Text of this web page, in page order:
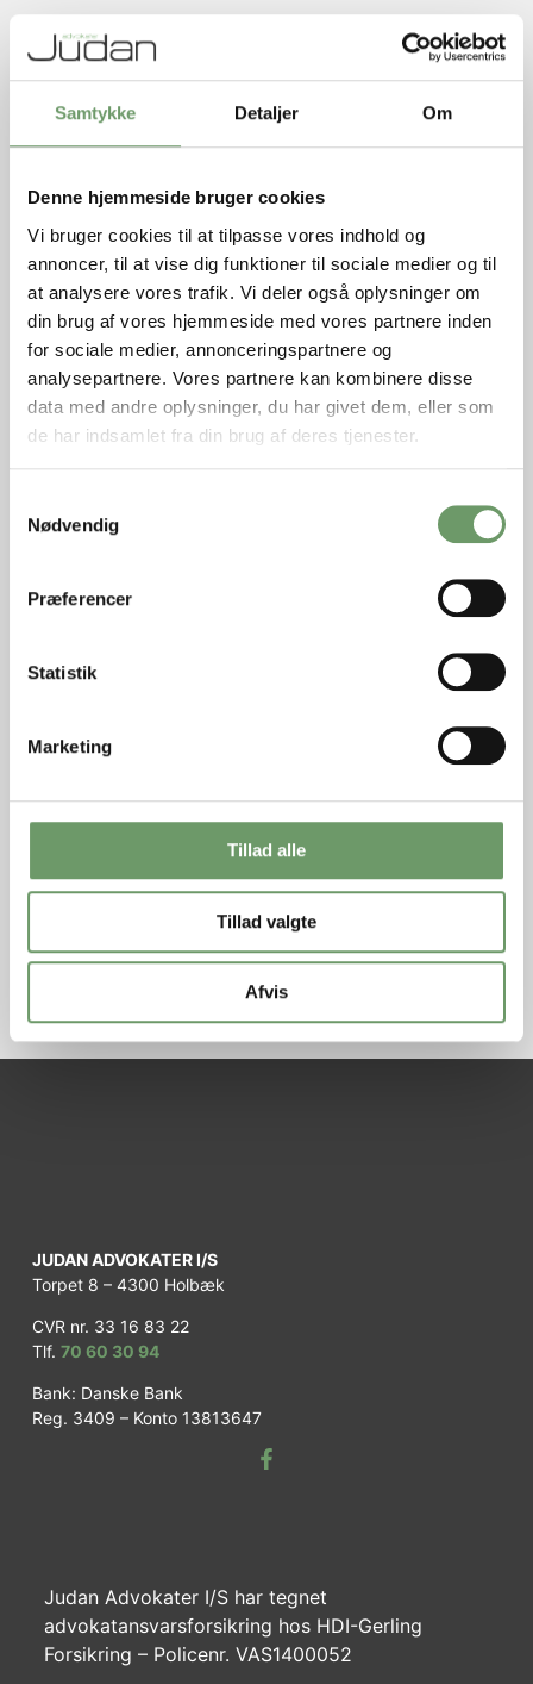
Samtykke Detaljer Om
Denne hjemmeside bruger cookies
Vi bruger cookies til at tilpasse vores indhold og
annoncer, til at vise dig funktioner til sociale medier og til
at analysere vores trafik. Vi deler også oplysninger om
din brug af vores hjemmeside med vores partnere inden
for sociale medier, annonceringspartnere og
analysepartnere. Vores partnere kan kombinere disse
data med andre oplysninger, du har givet dem, eller som
de har indsamlet fra din brug af deres tjenester.
Nødvendig
Præferencer
Statistik
Marketing
Tillad alle
Tillad valgte
Afvis
Har din familie været udsat for
skjult tvangsfjernelse?
tvangsfjernelse? Så husk at benytte jer af den
tvangsfjernelse er uden tvivl en stor byrde for en
familie, hvorfor det er vigtigt at overlade det
juridiske arbejde til fagkyndige, så I kan
koncentrere jer om familien. Hos Judan
Advokater kan vi hjælpe díg.
Kontakt os på telefon og få hjælp nu.
Bliv kontaktet af en advokat
Udfyld formularen og bliv kontaktet af en af vores
Hjælp mig med at få mit barn hjem igen
JUDAN ADVOKATER I/S
Torpet 8 – 4300 Holbæk
CVR nr. 33 16 83 22
Tlf. 70 60 30 94
Bank: Danske Bank
Reg. 3409 – Konto 13813647
Judan Advokater I/S har tegnet
advokatansvarsforsikring hos HDI-Gerling
Forsikring – Policenr. VAS1400052